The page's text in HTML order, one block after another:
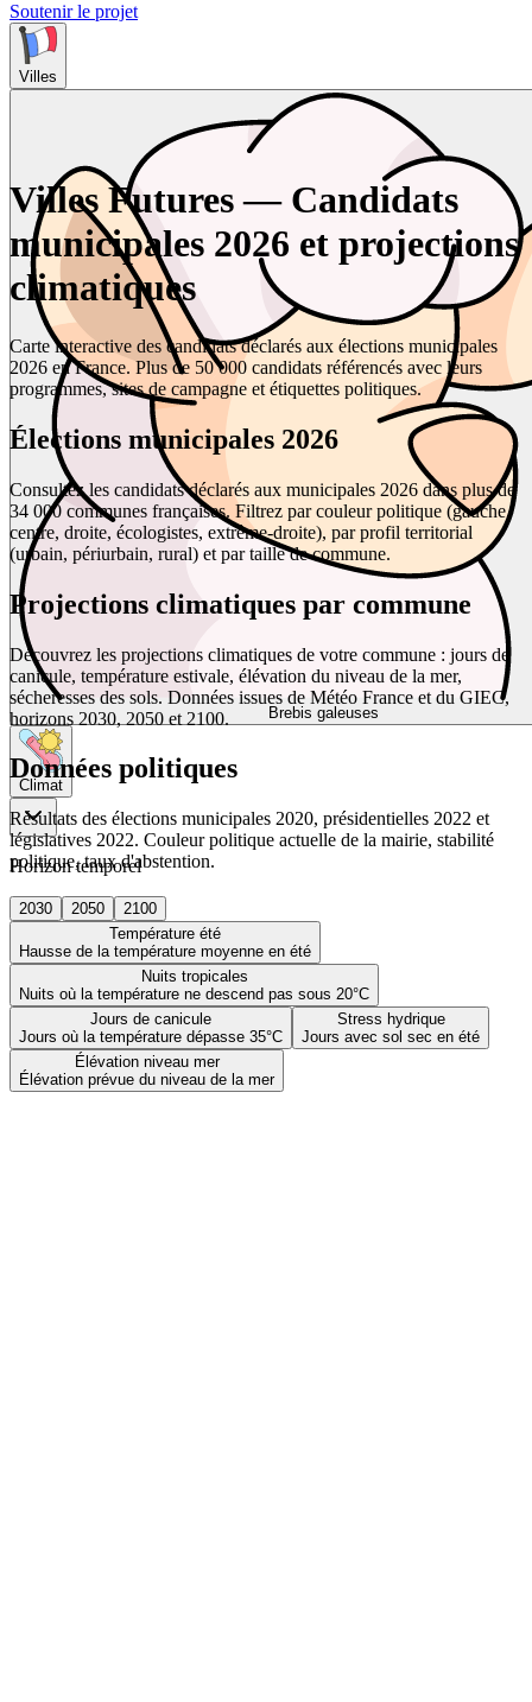
Soutenir le projet
Villes
Brebis galeuses
Climat
Horizon temporel
2030 2050
2100
Température été
Hausse de la température moyenne en été
Nuits tropicales
Nuits où la température ne descend pas sous 20°C
Jours de canicule
Jours où la température dépasse 35°C
Stress hydrique
Jours avec sol sec en été
Élévation niveau mer
Élévation prévue du niveau de la mer
Villes Futures — Candidats
municipales 2026 et projections
climatiques
Carte interactive des candidats déclarés aux élections municipales
2026 en France. Plus de 50 000 candidats référencés avec leurs
programmes, sites de campagne et étiquettes politiques.
Élections municipales 2026
Consultez les candidats déclarés aux municipales 2026 dans plus de
34 000 communes françaises. Filtrez par couleur politique (gauche,
centre, droite, écologistes, extrême-droite), par profil territorial
(urbain, périurbain, rural) et par taille de commune.
Projections climatiques par commune
Découvrez les projections climatiques de votre commune : jours de
canicule, température estivale, élévation du niveau de la mer,
sécheresses des sols. Données issues de Météo France et du GIEC,
horizons 2030, 2050 et 2100.
Données politiques
Résultats des élections municipales 2020, présidentielles 2022 et
législatives 2022. Couleur politique actuelle de la mairie, stabilité
politique, taux d'abstention.